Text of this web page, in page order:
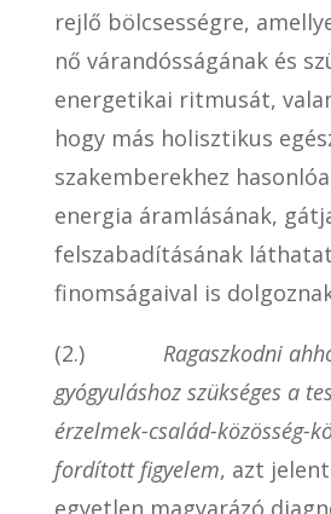
rejlő bölcsességre,
nő várandósságának és
energetikai ritmusát,
hogy más holisztikus
szakemberekhez
energia áramlásának,
felszabadításának
finomságaival is
(2.) Ragaszkodni
gyógyuláshoz szükséges a
érzelmek-család-közösség-
fordított figyelem, azt